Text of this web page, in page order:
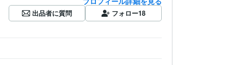
出品者に質問 フォロー18